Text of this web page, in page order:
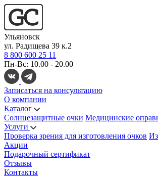
Ульяновск
ул. Радищева 39 к.2
8 800 600 25 11
Пн-Вс: 10.00 - 20.00
Записаться на консультацию
О компании
Каталог
Солнцезащитные очки Медицинские
Услуги
Проверка зрения для изготовления очков
Акции
Подарочный сертификат
Отзывы
Контакты